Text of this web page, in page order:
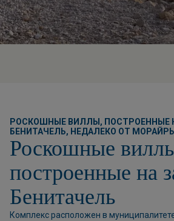
РОСКОШНЫЕ ВИЛЛЫ, ПОСТРОЕННЫЕ
БЕНИТАЧЕЛЬ, НЕДАЛЕКО ОТ
Роскошные
построенные на
Бенитачель
Комплекс расположен в